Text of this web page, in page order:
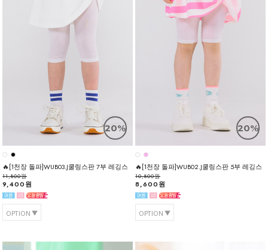
20%
🔥[1천장 돌파]WUB03.J쿨링스판 7부 레깅스
11,800원
9,400원
OPTION
20%
🔥[1천장 돌파]WUB02.J쿨링스판 5부 레깅스
10,800원
8,600원
OPTION